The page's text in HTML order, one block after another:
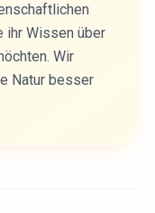
ihr Wissen über
Wir
Natur besser